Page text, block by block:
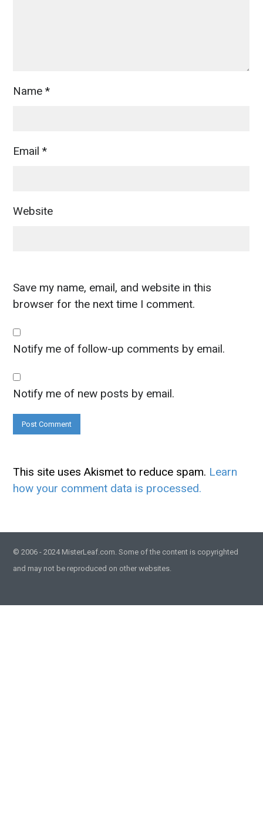
Name*
Email*
Website
Save my name, email, and website in this
browser for the next time I comment.
Notify me of follow-up comments by email.
Notify me of new posts by email.
This site uses Akismet to reduce spam. Learn
how your comment data is processed.
© 2006 - 2024 MisterLeaf.com. Some of the content is copyrighted
and may not be reproduced on other websites.